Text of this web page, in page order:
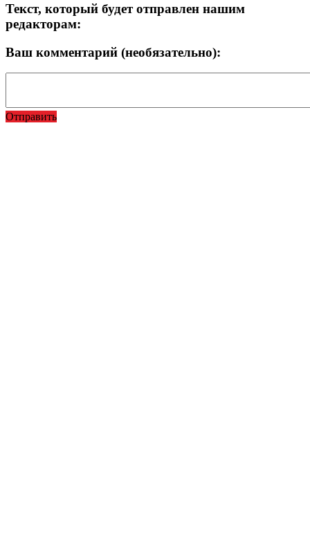
Текст, который будет отправлен нашим
редакторам:
Ваш комментарий (необязательно):
Отправить